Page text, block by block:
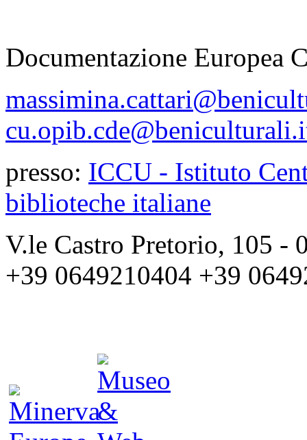
Documentazione Europea
presso: ICCU - Istituto
biblioteche italiane
V.le Castro Pretorio, 105 -
+39 0649210404 +39